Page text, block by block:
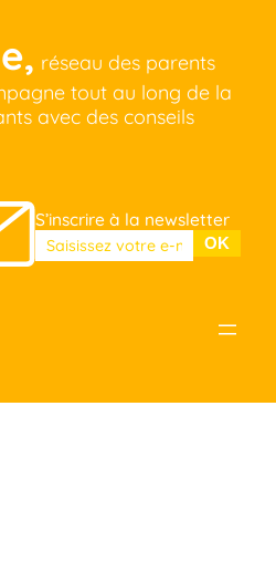
réseau des parents
tout au long de la
avec des conseils
S’inscrire à la newsletter
Veuillez laisser ce champ